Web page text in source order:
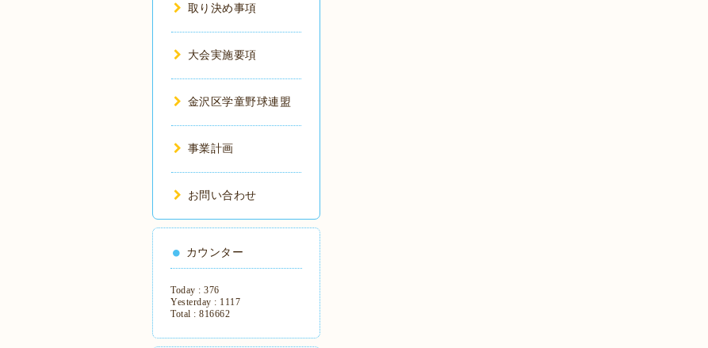
取り決め事項
大会実施要項
金沢区学童野球連盟
事業計画
お問い合わせ
カウンター
Today : 376
Yesterday : 1117
Total : 816662